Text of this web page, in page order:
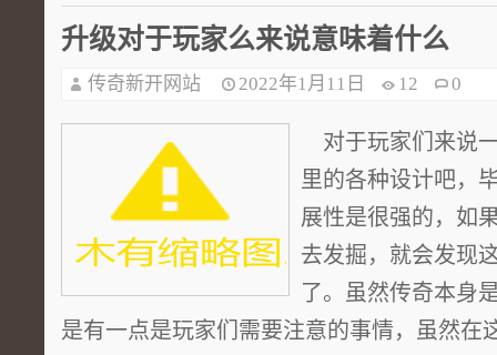
升级对于玩家么来说意味着什么
传奇新开网站 2022年1月11日 12 0
对于玩家们来说
里的各种设计吧，
展性是很强的，如
去发掘，就会发现
了。虽然传奇本身
是有一点是玩家们需要注意的事情，虽然在